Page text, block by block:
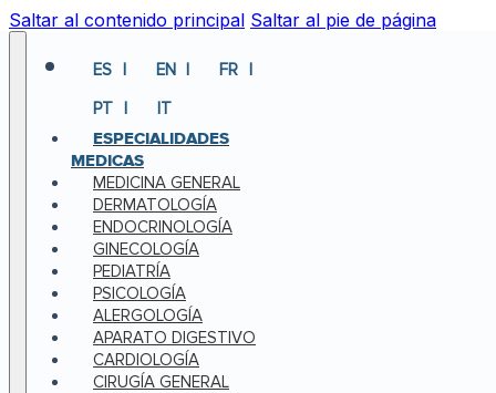
Saltar al contenido principal Saltar al pie de página
ES EN
FR
PT
IT
ESPECIALIDADES
MEDICAS
MEDICINA GENERAL
DERMATOLOGÍA
ENDOCRINOLOGÍA
GINECOLOGÍA
PEDIATRÍA
PSICOLOGÍA
ALERGOLOGÍA
APARATO DIGESTIVO
CARDIOLOGÍA
CIRUGÍA GENERAL